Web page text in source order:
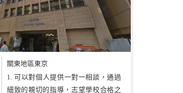
關東地區東京
1. 可以對個人提供一對一相談，通過
細致的親切的指導，志望學校合格之